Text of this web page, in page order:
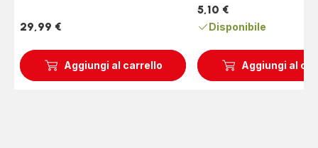
Aggiungi al carrello
Prezzo
29,99 €
Aggiungi al
stelle
(media)
Prezzo
5,10 €
Disponibile